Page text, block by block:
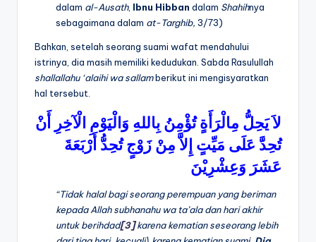
dalam al-Ausath, Ibnu Hibban dalam Shahihnya
sebagaimana dalam at-Targhib, 3/73)
Bahkan, setelah seorang suami wafat mendahului
istrinya, dia masih memiliki kedudukan. Sabda Rasulullah
shallallahu ‘alaihi wa sallamberikut ini mengisyaratkan
hal tersebut.
لاَيَحِلُّ مِالْرَأَةٍ تُؤْمِنُ بِاللهِ وَالْيَوْمِ الْآخِرِ أَنْ
تُحِدَّ عَلَى مَيِّتٍ إِلاَّ مِنْ زَوْجٍ تُحِدُّ أَرْبَعَةَ
عَشَرَ وَعِشْرِيْنَ
“Tidak halal bagi seorang perempuan yang beriman
kepada Allahsubhanahu wa ta’ala dan hari akhir
untuk berihdad[3]karena kematian seseorang lebih